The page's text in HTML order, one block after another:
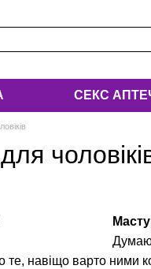
СЕКС
те, навіщо варто ними